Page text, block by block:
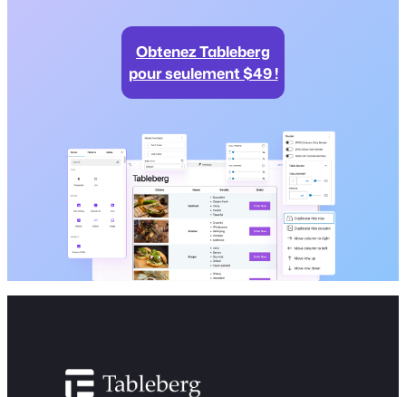
Obtenez Tableberg
pour seulement $49 !